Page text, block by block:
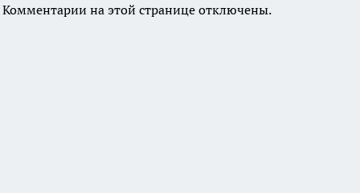
Комментарии на этой странице отключены.